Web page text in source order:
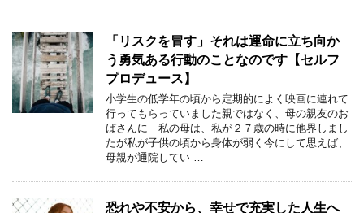
「リスクを冒す」それは運命に立ち向か
う勇気ある行動のことなのです【セルフ
プロデュース】
小学生の低学年の頃から定期的によく映画に連れて
行ってもらっていました親ではなく、母の親友のお
ばさんに 私の母は、私が２７歳の時に他界しまし
たが私が子供の頃から身体が弱く今にして思えば、
母親が通院してい …
恐れや不安から、幸せで充実した人生へ